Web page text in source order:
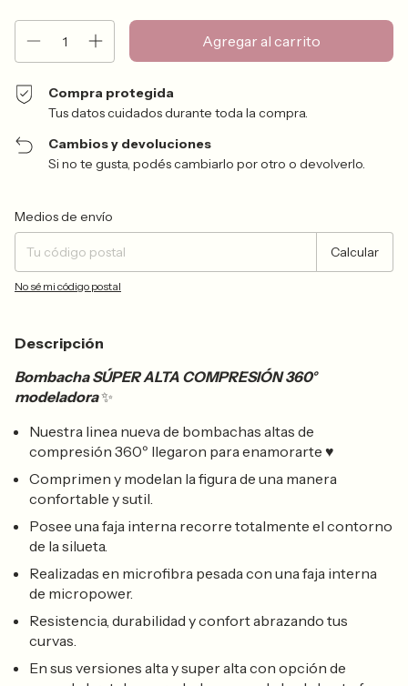
Compra protegida
Tus datos cuidados durante toda la compra.
Cambios y devoluciones
Si no te gusta, podés cambiarlo por otro o devolverlo.
Entregas para el CP:
Medios de envío
Calcular
No sé mi código postal
Descripción
Bombacha SÚPER ALTA COMPRESIÓN 360°
modeladora✨
Nuestra linea nueva de bombachas altas de
compresión 360º llegaron para enamorarte ♥
Comprimen y modelan la figura de una manera
confortable y sutil.
Posee una faja interna recorre totalmente el contorno
de la silueta.
Realizadas en microfibra pesada con una faja interna
de micropower.
Resistencia, durabilidad y confort abrazando tus
curvas.
En sus versiones alta y super alta con opción de